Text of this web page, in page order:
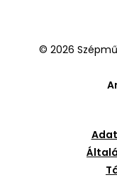
© 2026